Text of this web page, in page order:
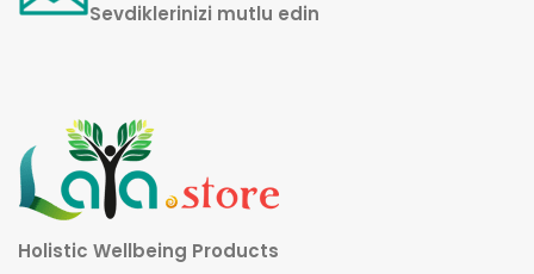
Sevdiklerinizi mutlu edin
Holistic Wellbeing Products